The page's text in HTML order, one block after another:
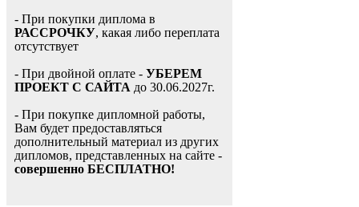
- При покупки диплома в
РАССРОЧКУ, какая либо переплата
отсутствует
- При двойной оплате - УБЕРЕМ
ПРОЕКТ С САЙТА до 30.06.2027г.
- При покупке дипломной работы,
Вам будет предоставляться
дополнительный материал из других
дипломов, представленных на сайте -
совершенно БЕСПЛАТНО!